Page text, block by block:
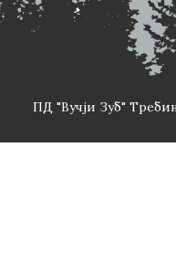
ПД "Вучји Зуб"